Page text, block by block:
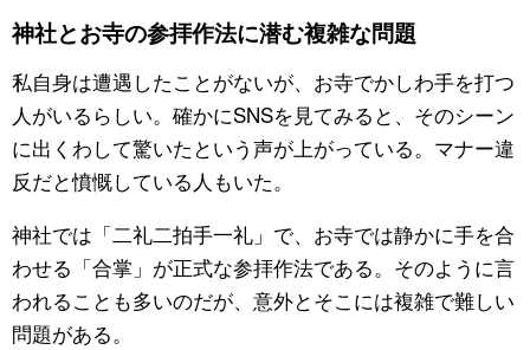
神社とお寺の参拝作法に潜む複雑な問題
私自身は遭遇したことがないが、お寺でかしわ手を打つ
人がいるらしい。確かにSNSを見てみると、そのシーン
に出くわして驚いたという声が上がっている。マナー違
反だと憤慨している人もいた。
神社では「二礼二拍手一礼」で、お寺では静かに手を合
わせる「合掌」が正式な参拝作法である。そのように言
われることも多いのだが、意外とそこには複雑で難しい
問題がある。